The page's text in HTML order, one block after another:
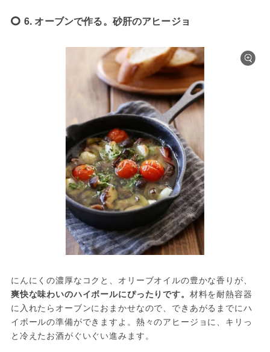
6. オーブンで作る。砂肝のアヒージョ
にんにくの濃厚なコクと、オリーブオイルの豊かな香りが、
爽快な味わいのハイボールにぴったりです。 材料を耐熱容器
に入れたらオーブンにおまかせなので、できあがるまでにハ
イボールの準備ができますよ。熱々のアヒージョに、キリっ
と冷えたお酒がぐいぐい進みます。